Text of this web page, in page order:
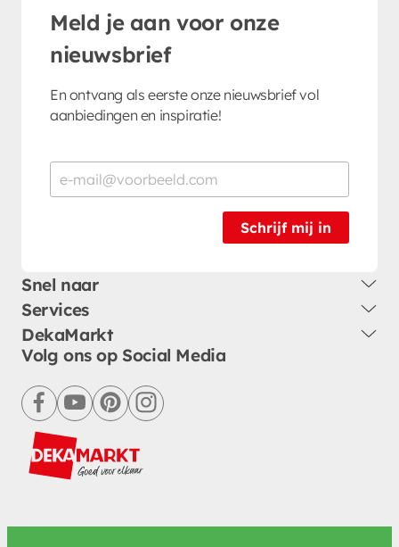
Meld je aan voor onze
nieuwsbrief
En ontvang als eerste onze nieuwsbrief vol
aanbiedingen en inspiratie!
Schrijf mij in
Snel naar
Services
DekaMarkt
Volg ons op Social Media
facebookyoutubepinterestinstagram